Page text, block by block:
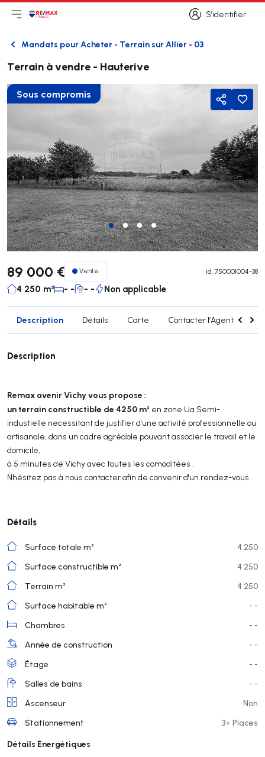
S’identifier
S’identifier
Ouvrir le menu principal
Logo
RetourMandats pour Acheter - Terrain sur Allier - 03
Terrain à vendre - Hauterive
Sous compromis
Partager
89 000 € Vente id. 750001004-38
4 250 m² - - - - Non applicable
Description Détails Carte Contacter l’Agent
Description
Remax avenir Vichy vous propose :
un terrain constructible de 4250 m² en zone Ua Semi-
industielle necessitant de justifier d'une activité professionnelle ou
artisanale, dans un cadre agréable pouvant associer le travail et le
domicile,
à 5 minutes de Vichy avec toutes les comoditées .
Nhésitez pas à nous contacter afin de convenir d'un rendez-vous .
Détails
Surface totale m²
4 250
Surface constructible m²
4 250
Terrain m²
4 250
Surface habitable m²
- -
Chambres
- -
Année de construction
- -
Étage
- -
Salles de bains
- -
Ascenseur
Non
Stationnement
3+ Places
Détails Énergétiques